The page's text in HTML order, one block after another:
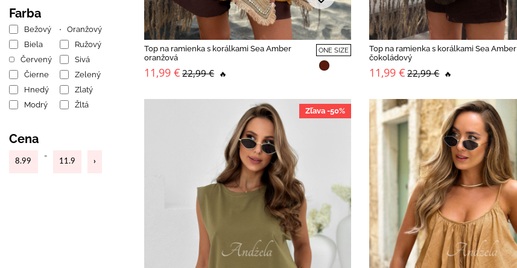
Farba
Bežový
Biela
Červený
Čierne
Hnedý
Modrý
Oranžový
Ružový
Sivá
Zelený
Zlatý
Žltá
Cena
-
Top na ramienka s korálkami Sea Amber
oranžová
11,99 € 22,99 € 🔥
ONE SIZE
Top na ramienka s korálkami Sea Amber
čokoládový
11,99 € 22,99 € 🔥
Zľava -50%